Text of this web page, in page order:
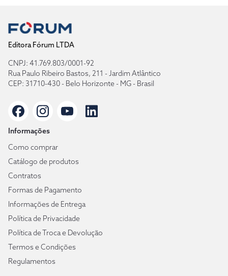
Editora Fórum LTDA
CNPJ: 41.769.803/0001-92
Rua Paulo Ribeiro Bastos, 211 - Jardim Atlântico
CEP: 31710-430 - Belo Horizonte - MG - Brasil
Informações
Como comprar
Catálogo de produtos
Contratos
Formas de Pagamento
Informações de Entrega
Política de Privacidade
Política de Troca e Devolução
Termos e Condições
Regulamentos